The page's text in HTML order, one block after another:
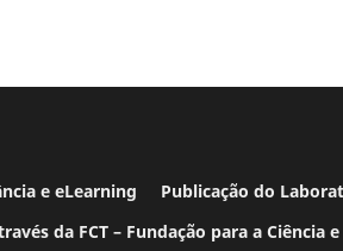
e eLearning Publicação do
da FCT – Fundação para a